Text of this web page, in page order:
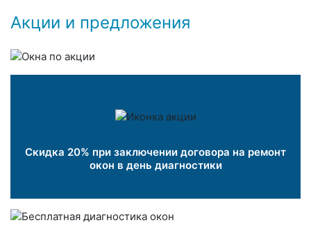
Акции и предложения
Скидка 20% при заключении договора на ремонт
окон в день диагностики